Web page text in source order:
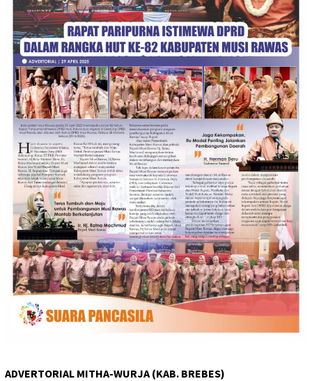
ADVERTORIAL MITHA-WURJA (KAB. BREBES)